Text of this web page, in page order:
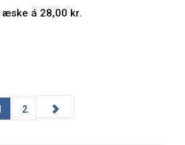
æske á 28,00 kr.
2